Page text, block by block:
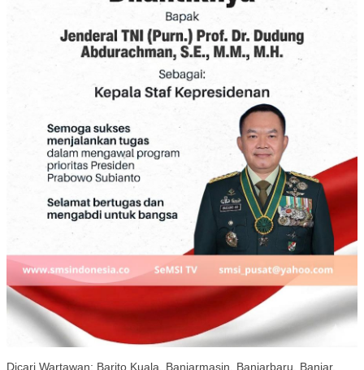
Dicari Wartawan: Barito Kuala, Banjarmasin, Banjarbaru, Banjar,